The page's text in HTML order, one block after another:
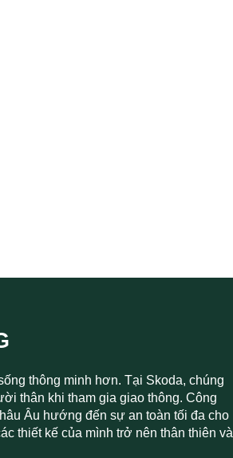
thông minh hơn. Tại Skoda, chúng
thân khi tham gia giao thông. Công
Âu hướng đến sự an toàn tối đa cho
thiết kế của mình trở nên thân thiên và